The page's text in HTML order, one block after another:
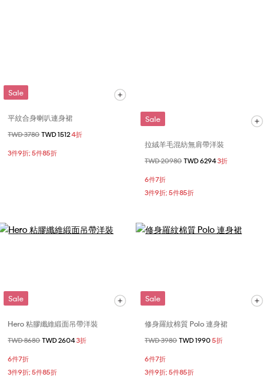
Sale
平紋合身喇叭連身裙
價格扣減從
TWD 3780 至
TWD 15124折
3件9折; 5件85折
Sale
拉絨羊毛混紡無肩帶洋裝
價格扣減從
TWD 20980 至
TWD 62943折
6件7折
3件9折; 5件85折
Sale
Hero 粘膠纖維緞面吊帶洋裝
價格扣減從
TWD 8680 至
TWD 26043折
6件7折
3件9折; 5件85折
Sale
修身羅紋棉質 Polo 連身裙
價格扣減從
TWD 3980 至
TWD 1990 5折
6件7折
3件9折; 5件85折